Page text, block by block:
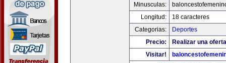
Minusculas:
Longitud:
18 caracteres
Categorias:
Deportes
Precio:
Realizar una
Visitar!